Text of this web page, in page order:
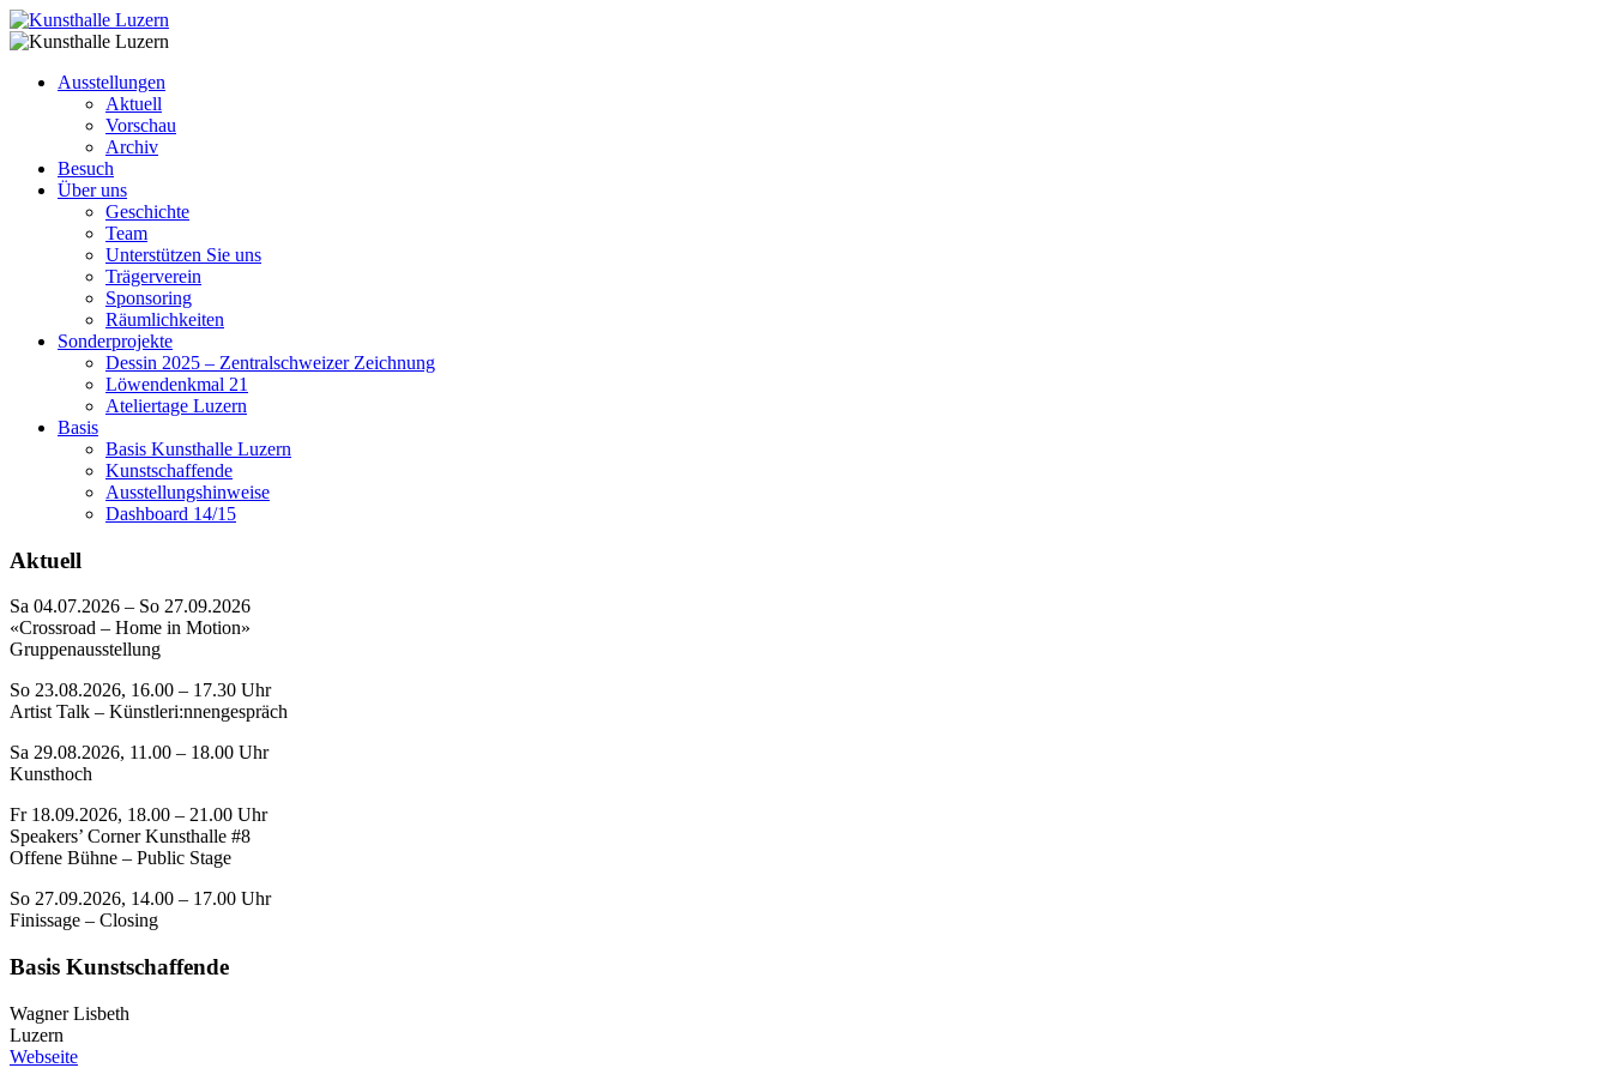
Ausstellungen
Aktuell
Vorschau
Archiv
Besuch
Über uns
Geschichte
Team
Unterstützen Sie uns
Trägerverein
Sponsoring
Räumlichkeiten
Sonderprojekte
Dessin 2025 – Zentralschweizer Zeichnung
Löwendenkmal 21
Ateliertage Luzern
Basis
Basis Kunsthalle Luzern
Kunstschaffende
Ausstellungshinweise
Dashboard 14/15
Aktuell
Sa 04.07.2026 – So 27.09.2026
«Crossroad – Home in Motion»
Gruppenausstellung
So 23.08.2026, 16.00 – 17.30 Uhr
Artist Talk – Künstleri:nnengespräch
Sa 29.08.2026, 11.00 – 18.00 Uhr
Kunsthoch
Fr 18.09.2026, 18.00 – 21.00 Uhr
Speakers’ Corner Kunsthalle #8
Offene Bühne – Public Stage
So 27.09.2026, 14.00 – 17.00 Uhr
Finissage – Closing
Basis Kunstschaffende
Wagner Lisbeth
Luzern
Webseite